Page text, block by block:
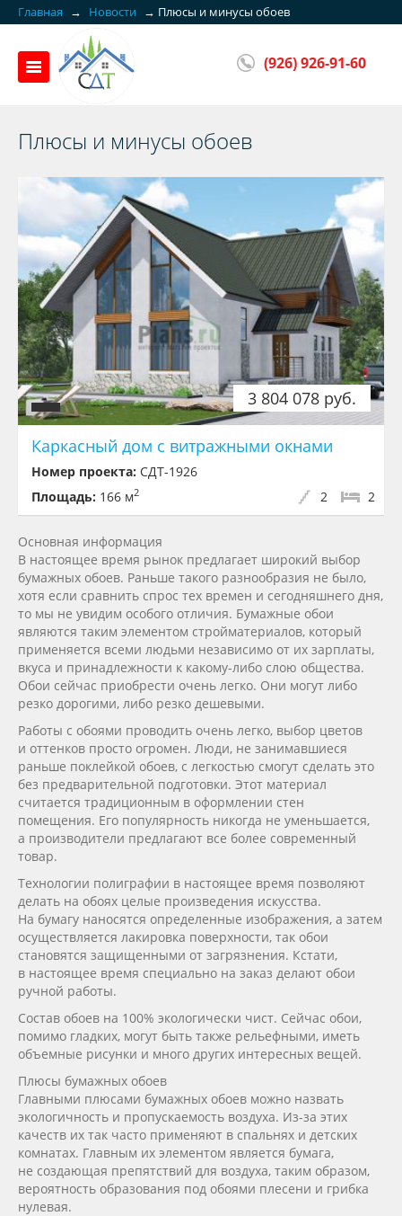
Главная → Новости → Плюсы и минусы обоев
(926) 926-91-60
Плюсы и минусы обоев
3 804 078 руб.
Каркасный дом с витражными окнами
Номер проекта: СДТ-1926
Площадь: 166 м2 2
2
Основная информация
В настоящее время рынок предлагает широкий выбор
бумажных обоев. Раньше такого разнообразия не было,
хотя если сравнить спрос тех времен и сегодняшнего дня,
то мы не увидим особого отличия. Бумажные обои
являются таким элементом стройматериалов, который
применяется всеми людьми независимо от их зарплаты,
вкуса и принадлежности к какому-либо слою общества.
Обои сейчас приобрести очень легко. Они могут либо
резко дорогими, либо резко дешевыми.
Работы с обоями проводить очень легко, выбор цветов
и оттенков просто огромен. Люди, не занимавшиеся
раньше поклейкой обоев, с легкостью смогут сделать это
без предварительной подготовки. Этот материал
считается традиционным в оформлении стен
помещения. Его популярность никогда не уменьшается,
а производители предлагают все более современный
товар.
Технологии полиграфии в настоящее время позволяют
делать на обоях целые произведения искусства.
На бумагу наносятся определенные изображения, а затем
осуществляется лакировка поверхности, так обои
становятся защищенными от загрязнения. Кстати,
в настоящее время специально на заказ делают обои
ручной работы.
Состав обоев на 100% экологически чист. Сейчас обои,
помимо гладких, могут быть также рельефными, иметь
объемные рисунки и много других интересных вещей.
Плюсы бумажных обоев
Главными плюсами бумажных обоев можно назвать
экологичность и пропускаемость воздуха. Из-за этих
качеств их так часто применяют в спальнях и детских
комнатах. Главным их элементом является бумага,
не создающая препятствий для воздуха, таким образом,
вероятность образования под обоями плесени и грибка
нулевая.